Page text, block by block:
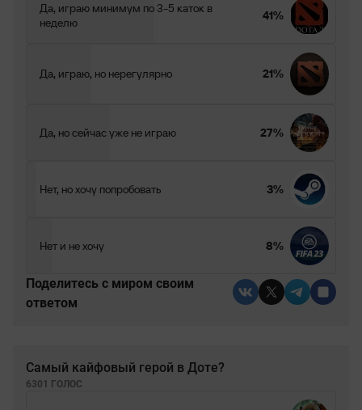
Да, играю минимум по 3-5 каток в
неделю
41%
Да, играю, но нерегулярно 21%
Да, но сейчас уже не играю 27%
Нет, но хочу попробовать 3%
Нет и не хочу 8%
Поделитесь c миром своим
ответом
Самый кайфовый герой в Доте?
6301 ГОЛОС